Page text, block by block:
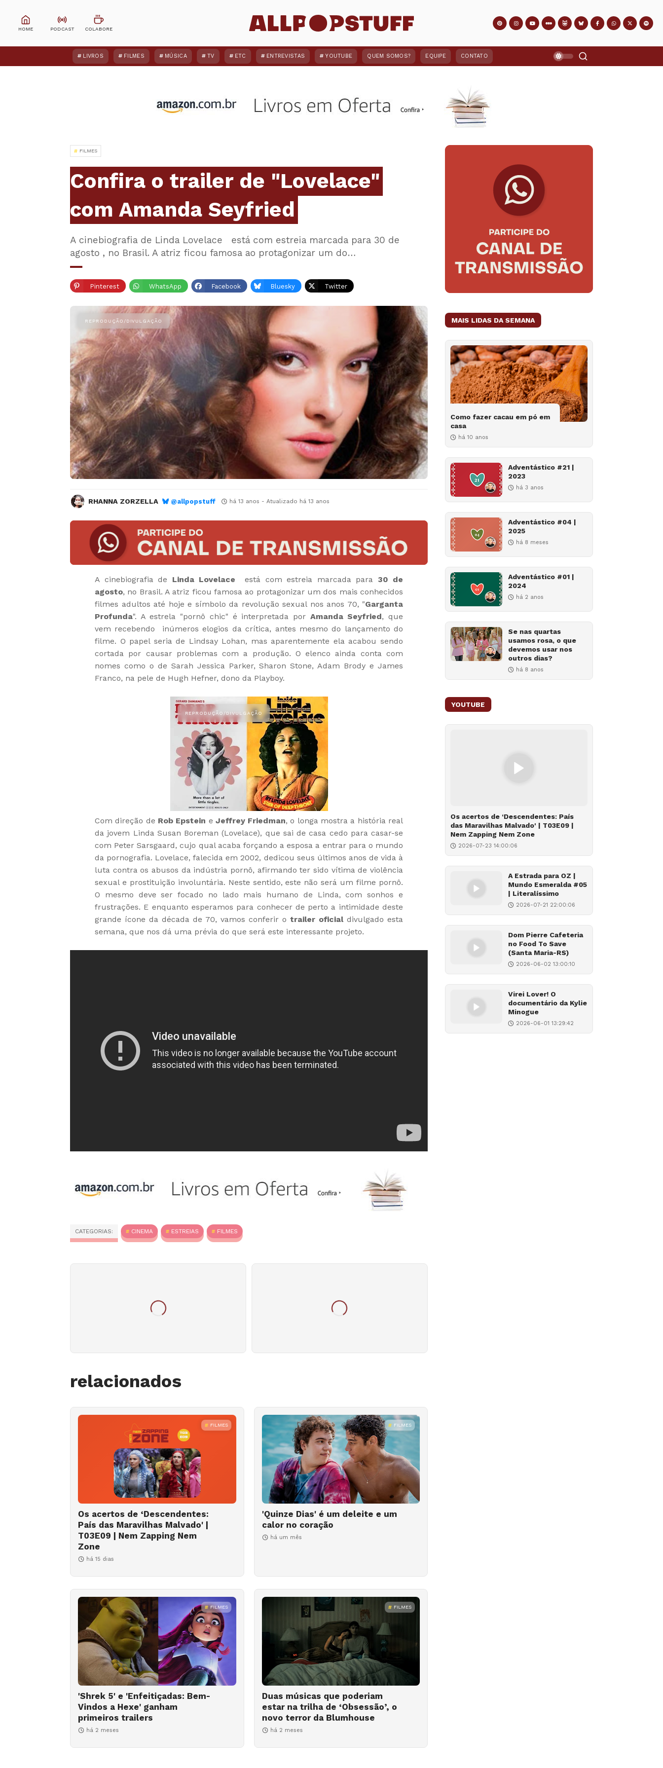
LIVROS FILMES MÚSICA TV ETC ENTREVISTAS YOUTUBE QUEM SOMOS? EQUIPE CONTATO
FILMES
Confira o trailer de "Lovelace"
com Amanda Seyfried
A cinebiografia de Linda Lovelace está com estreia marcada para 30 de
agosto , no Brasil. A atriz ficou famosa ao protagonizar um do…
Pinterest WhatsApp Facebook Bluesky Twitter
RHANNA ZORZELLA @allpopstuff há 13 anos - Atualizado há 13 anos
A cinebiografia de Linda Lovelace está com estreia marcada para 30 de
agosto, no Brasil. A atriz ficou famosa ao protagonizar um dos mais conhecidos
filmes adultos até hoje e símbolo da revolução sexual nos anos 70, "Garganta
Profunda". A estrela "pornô chic" é interpretada por Amanda Seyfried, que
vem recebendo inúmeros elogios da crítica, antes mesmo do lançamento do
filme. O papel seria de Lindsay Lohan, mas aparentemente ela acabou sendo
cortada por causar problemas com a produção. O elenco ainda conta com
nomes como o de Sarah Jessica Parker, Sharon Stone, Adam Brody e James
Franco, na pele de Hugh Hefner, dono da Playboy.
Com direção de Rob Epstein e Jeffrey Friedman, o longa mostra a história real
da jovem Linda Susan Boreman (Lovelace), que sai de casa cedo para casar-se
com Peter Sarsgaard, cujo qual acaba forçando a esposa a entrar para o mundo
da pornografia. Lovelace, falecida em 2002, dedicou seus últimos anos de vida à
luta contra os abusos da indústria pornô, afirmando ter sido vítima de violência
sexual e prostituição involuntária. Neste sentido, este não será um filme pornô.
O mesmo deve ser focado no lado mais humano de Linda, com sonhos e
frustrações. E enquanto esperamos para conhecer de perto a intimidade deste
grande ícone da década de 70, vamos conferir o trailer oficial divulgado esta
semana, que nos dá uma prévia do que será este interessante projeto.
CATEGORIAS: CINEMA ESTREIAS FILMES
relacionados
FILMES
Os acertos de ‘Descendentes:
País das Maravilhas Malvado' |
T03E09 | Nem Zapping Nem
Zone
há 15 dias
FILMES
'Quinze Dias' é um deleite e um
calor no coração
há um mês
FILMES
'Shrek 5' e 'Enfeitiçadas: Bem-
Vindos a Hexe' ganham
primeiros trailers
há 2 meses
FILMES
Duas músicas que poderiam
estar na trilha de ‘Obsessão’, o
novo terror da Blumhouse
há 2 meses
MAIS LIDAS DA SEMANA
Como fazer cacau em pó em
casa
há 10 anos
Adventástico #21 |
2023
há 3 anos
Adventástico #04 |
2025
há 8 meses
Adventástico #01 |
2024
há 2 anos
Se nas quartas
usamos rosa, o que
devemos usar nos
outros dias?
há 8 anos
YOUTUBE
Os acertos de ‘Descendentes: País
das Maravilhas Malvado' | T03E09 |
Nem Zapping Nem Zone
2026-07-23 14:00:06
A Estrada para OZ |
Mundo Esmeralda #05
| Literalíssimo
2026-07-21 22:00:06
Dom Pierre Cafeteria
no Food To Save
(Santa Maria-RS)
2026-06-02 13:00:10
Virei Lover! O
documentário da Kylie
Minogue
2026-06-01 13:29:42